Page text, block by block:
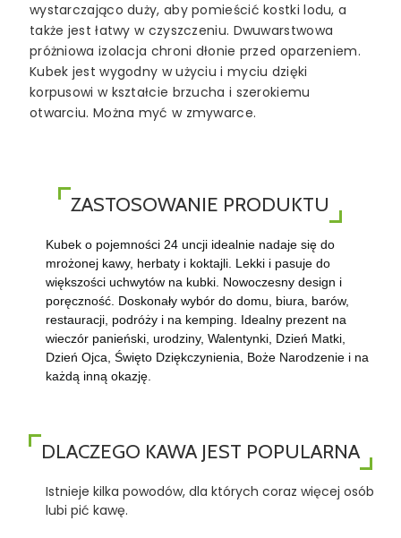
wystarczająco duży, aby pomieścić kostki lodu, a
także jest łatwy w czyszczeniu. Dwuwarstwowa
próżniowa izolacja chroni dłonie przed oparzeniem.
Kubek jest wygodny w użyciu i myciu dzięki
korpusowi w kształcie brzucha i szerokiemu
otwarciu. Można myć w zmywarce.
ZASTOSOWANIE PRODUKTU
Kubek o pojemności 24 uncji idealnie nadaje się do
mrożonej kawy, herbaty i koktajli. Lekki i pasuje do
większości uchwytów na kubki. Nowoczesny design i
poręczność. Doskonały wybór do domu, biura, barów,
restauracji, podróży i na kemping. Idealny prezent na
wieczór panieński, urodziny, Walentynki, Dzień Matki,
Dzień Ojca, Święto Dziękczynienia, Boże Narodzenie i na
każdą inną okazję.
DLACZEGO KAWA JEST POPULARNA
Istnieje kilka powodów, dla których coraz więcej osób
lubi pić kawę.